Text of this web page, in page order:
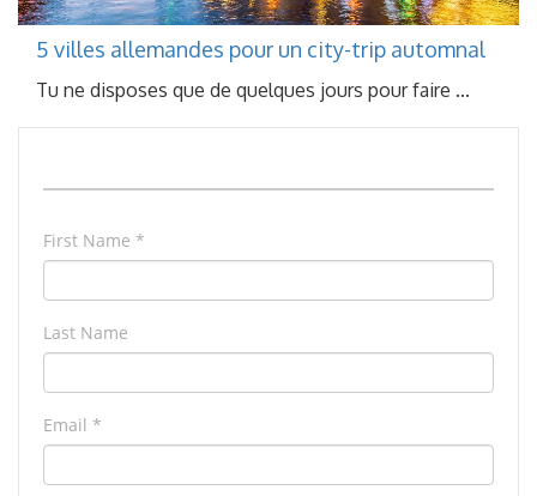
5 villes allemandes pour un city-trip automnal
Tu ne disposes que de quelques jours pour faire ...
First Name *
Last Name
Email *